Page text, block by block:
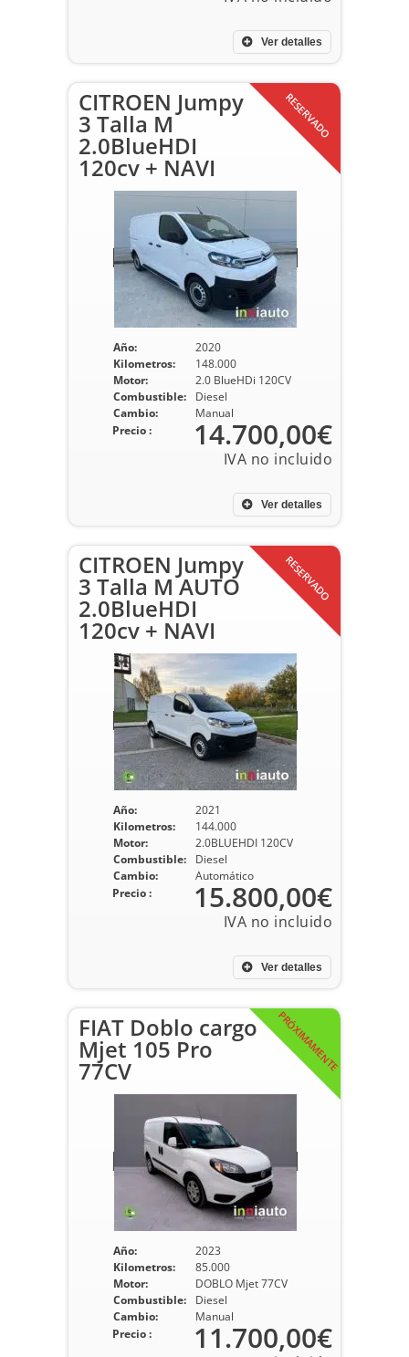
Ver detalles
RESERVADO
CITROEN Jumpy
3 Talla M
2.0BlueHDI
120cv + NAVI
Año:
2020
Kilometros:
148.000
Motor:
2.0 BlueHDi 120CV
Combustible:
Diesel
Cambio:
Manual
Ver detalles
Precio : 14.700,00€
RESERVADO
CITROEN Jumpy
3 Talla M AUTO
2.0BlueHDI
120cv + NAVI
Año:
2021
Kilometros:
144.000
Motor:
2.0BLUEHDI 120CV
Combustible:
Diesel
Cambio:
Automático
Ver detalles
Precio : 15.800,00€
PRÓXIMAMENTE
FIAT Doblo cargo
Mjet 105 Pro
77CV
Año:
2023
Kilometros:
85.000
Motor:
DOBLO Mjet 77CV
Combustible:
Diesel
Cambio:
Manual
Precio : 11.700,00€